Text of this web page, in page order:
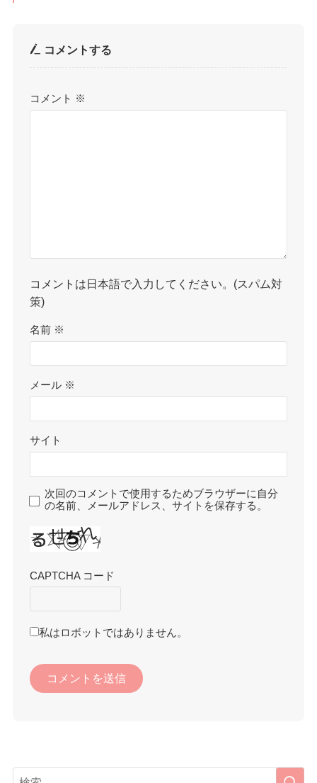
コメントする
コメント ※
コメントは日本語で入力してください。(スパム対
策)
名前 ※
メール ※
サイト
次回のコメントで使用するためブラウザーに自分
の名前、メールアドレス、サイトを保存する。
CAPTCHA コード
私はロボットではありません。